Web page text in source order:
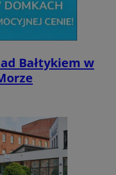
Bałtykiem w